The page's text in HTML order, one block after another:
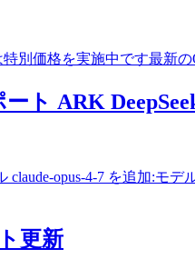
別価格を実施中です最新
ト ARK
opus-4-7 を追加:モ
更新